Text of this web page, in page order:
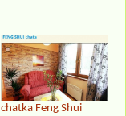
chatka Feng Shui